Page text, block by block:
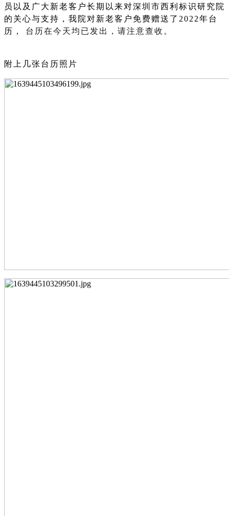
员以及广大新老客户长期以来对深圳市西利标识研究院
的关心与支持，我院对新老客户免费赠送了 2022年台
历， 台历在今天均已发出，请注意查收。
附上几张台历照片